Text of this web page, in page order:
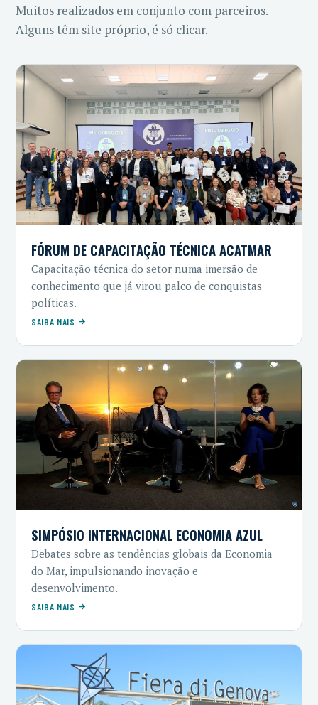
Muitos realizados em conjunto com parceiros.
Alguns têm site próprio, é só clicar.
FÓRUM DE CAPACITAÇÃO TÉCNICA ACATMAR
Capacitação técnica do setor numa imersão de
conhecimento que já virou palco de conquistas
políticas.
SAIBA MAIS
SIMPÓSIO INTERNACIONAL ECONOMIA AZUL
Debates sobre as tendências globais da Economia
do Mar, impulsionando inovação e
desenvolvimento.
SAIBA MAIS